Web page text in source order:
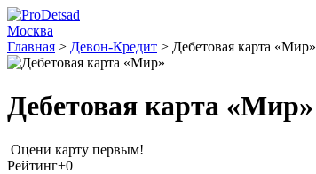
Москва
Главная > Девон-Кредит > Дебетовая карта «Мир»
Дебетовая карта «Мир»
Оцени карту первым!
Рейтинг+0